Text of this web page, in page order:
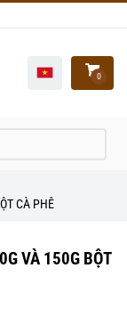
VÀ 150G BỘT
CÀ PHÊ
0